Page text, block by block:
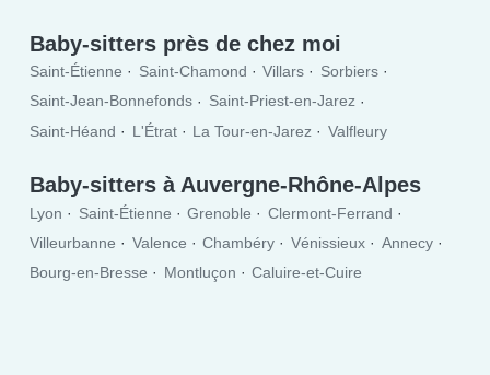
Baby-sitters près de chez moi
Saint-Étienne Saint-Chamond Villars
Sorbiers
Saint-Jean-Bonnefonds
Saint-Priest-en-Jarez
Saint-Héand
L'Étrat La Tour-en-Jarez Valfleury
Baby-sitters à Auvergne-Rhône-Alpes
Lyon Saint-Étienne Grenoble
Clermont-Ferrand
Villeurbanne
Valence Chambéry Vénissieux
Annecy
Bourg-en-Bresse
Montluçon Caluire-et-Cuire